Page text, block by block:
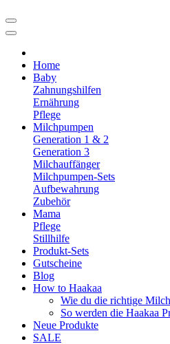
Home
Baby
Zahnungshilfen
Ernährung
Pflege
Milchpumpen
Generation 1 & 2
Generation 3
Milchauffänger
Milchpumpen-Sets
Aufbewahrung
Zubehör
Mama
Pflege
Stillhilfe
Produkt-Sets
Gutscheine
Blog
How to Haakaa
Wie du die richtige
So werden die Haakaa
Neue Produkte
SALE